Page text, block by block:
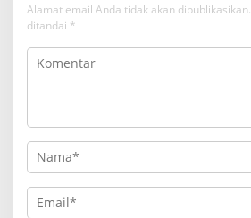
Alamat email Anda tidak akan dipublikasikan.
ditandai *